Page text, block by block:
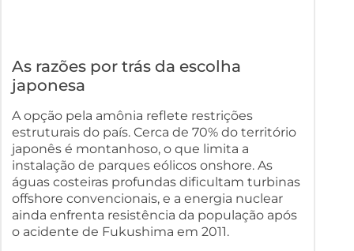
As razões por trás da escolha
japonesa
A opção pela amônia reflete restrições
estruturais do país. Cerca de 70% do território
japonês é montanhoso, o que limita a
instalação de parques eólicos onshore. As
águas costeiras profundas dificultam turbinas
offshore convencionais, e a energia nuclear
ainda enfrenta resistência da população após
o acidente de Fukushima em 2011.